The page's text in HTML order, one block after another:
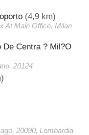
(4,9 km)
At Main Office, Milan
De Centra ? Mil?O
20124
20090, Lombardia